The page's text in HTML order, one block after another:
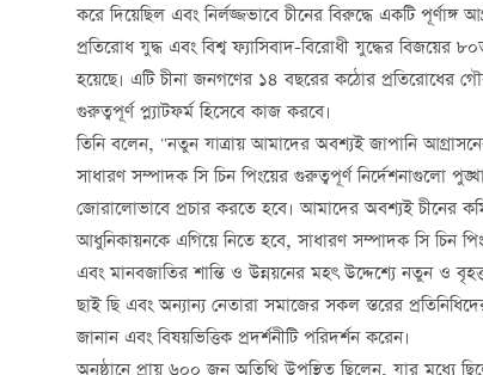
করে দিয়েছিল এবং নির্লজ্জভাবে চীনের বিরুদ্ধে একটি
প্রতিরোধ যুদ্ধ এবং বিশ্ব ফ্যাসিবাদ-বিরোধী যুদ্ধের বিজয়ের
হয়েছে। এটি চীনা জনগণের ১৪ বছরের কঠোর প্রতিরোধের
গুরুত্বপূর্ণ প্ল্যাটফর্ম হিসেবে কাজ করবে।
তিনি বলেন, "নতুন যাত্রায় আমাদের অবশ্যই জাপানি
সাধারণ সম্পাদক সি চিন পিংয়ের গুরুত্বপূর্ণ নির্দেশনাগুলো
জোরালোভাবে প্রচার করতে হবে। আমাদের অবশ্যই চীনের
আধুনিকায়নকে এগিয়ে নিতে হবে, সাধারণ সম্পাদক সি চিন
এবং মানবজাতির শান্তি ও উন্নয়নের মহৎ উদ্দেশ্যে নতুন ও
ছাই ছি এবং অন্যান্য নেতারা সমাজের সকল স্তরের
জানান এবং বিষয়ভিত্তিক প্রদর্শনীটি পরিদর্শন করেন।